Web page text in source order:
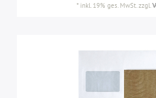
* inkl. 19% ges. MwSt.zzgl.